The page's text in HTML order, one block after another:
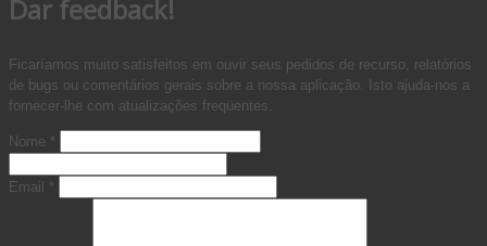
Dar feedback!
Ficaríamos muito satisfeitos em ouvir seus pedidos de recurso, relatórios
de bugs ou comentários gerais sobre a nossa aplicação. Isto ajuda-nos a
fornecer-lhe com atualizações freqüentes.
Nome *
Email *